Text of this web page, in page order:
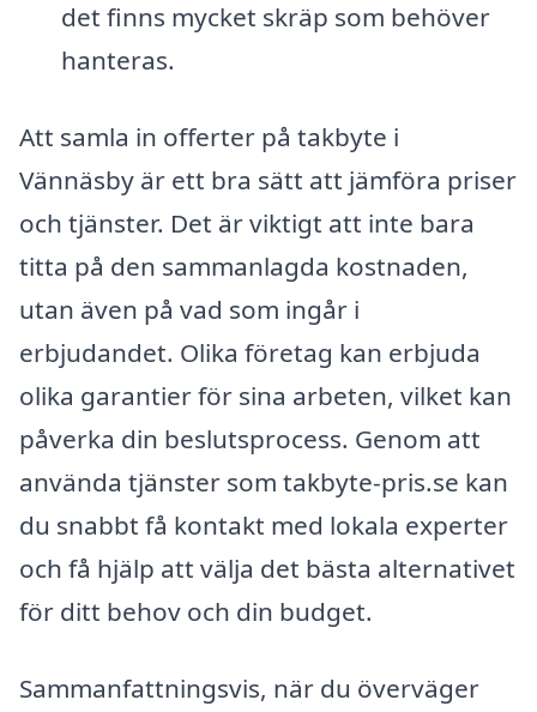
det finns mycket skräp som behöver
hanteras.
Att samla in offerter på takbyte i
Vännäsby är ett bra sätt att jämföra priser
och tjänster. Det är viktigt att inte bara
titta på den sammanlagda kostnaden,
utan även på vad som ingår i
erbjudandet. Olika företag kan erbjuda
olika garantier för sina arbeten, vilket kan
påverka din beslutsprocess. Genom att
använda tjänster som takbyte-pris.se kan
du snabbt få kontakt med lokala experter
och få hjälp att välja det bästa alternativet
för ditt behov och din budget.
Sammanfattningsvis, när du överväger